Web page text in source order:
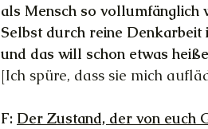
als Mensch so vollumfänglich
Selbst durch reine
und das will schon etwas
[Ich spüre, dass sie mich
F: Der Zustand, der von euch